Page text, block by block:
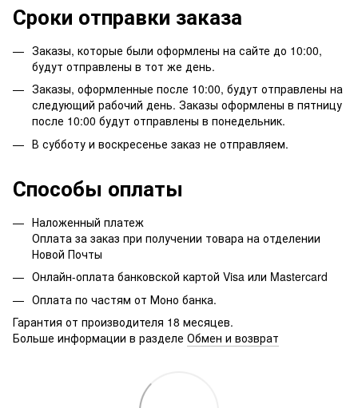
Сроки отправки заказа
Заказы, которые были оформлены на сайте до 10:00,
будут отправлены в тот же день.
Заказы, оформленные после 10:00, будут отправлены на
следующий рабочий день. Заказы оформлены в пятницу
после 10:00 будут отправлены в понедельник.
В субботу и воскресенье заказ не отправляем.
Способы оплаты
Наложенный платеж
Оплата за заказ при получении товара на отделении
Новой Почты
Онлайн-оплата банковской картой Visa или Mastercard
Оплата по частям от Моно банка.
Гарантия от производителя 18 месяцев.
Больше информации в разделе Обмен и возврат